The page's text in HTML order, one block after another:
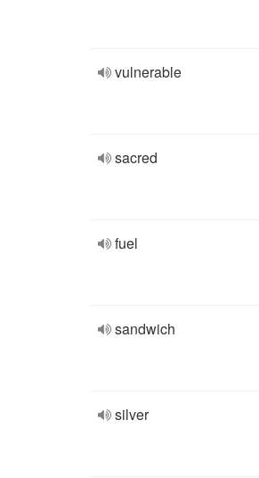
vulnerable
sacred
fuel
sandwich
silver